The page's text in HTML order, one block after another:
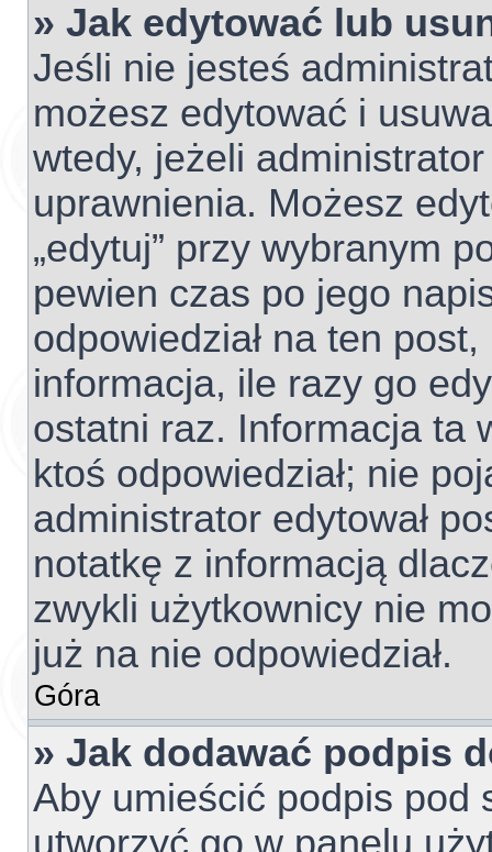
» Jak edytować lub
Jeśli nie jesteś
możesz edytować i
wtedy, jeżeli
uprawnienia. Możesz
„edytuj” przy wybranym
pewien czas po jego
odpowiedział na ten
informacja, ile razy go
ostatni raz. Informacja ta
ktoś odpowiedział; nie
administrator edytował
notatkę z informacją
zwykli użytkownicy nie
już na nie odpowiedział.
Góra
» Jak dodawać podpis
Aby umieścić podpis pod
utworzyć go w panelu